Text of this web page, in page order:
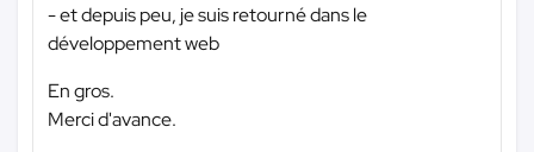
- et depuis peu, je suis retourné dans le
développement web
En gros.
Merci d'avance.